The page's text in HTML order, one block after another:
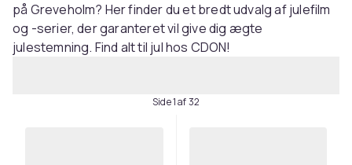
på Greveholm? Her finder du et bredt udvalg af julefilm
og -serier, der garanteret vil give dig ægte
julestemning. Find alt til jul hos CDON!
Side 1 af 32